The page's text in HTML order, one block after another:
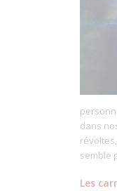
dans
semble
Les